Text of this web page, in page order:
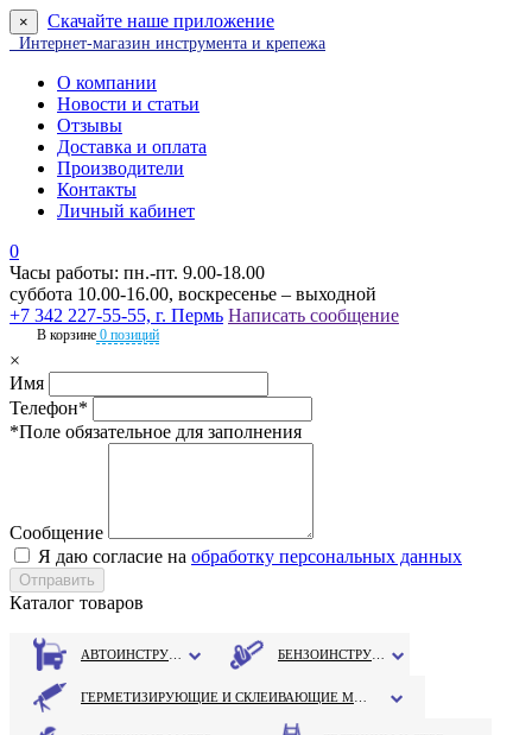
× Скачайте наше приложение
Интернет-магазин инструмента и крепежа
О компании
Новости и статьи
Отзывы
Доставка и оплата
Производители
Контакты
Личный кабинет
0
Часы работы: пн.-пт. 9.00-18.00
суббота 10.00-16.00, воскресенье – выходной
+7 342 227-55-55, г. Пермь Написать сообщение
В корзине 0 позиций
×
Имя
Телефон*
*Поле обязательное для заполнения
Сообщение
Я даю согласие на обработку персональных данных
Каталог товаров